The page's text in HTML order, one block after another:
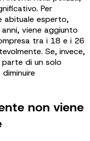
Per
abituale esperto,
viene aggiunto
tra i 18 e i 26
Se, invece,
parte di un solo
non viene